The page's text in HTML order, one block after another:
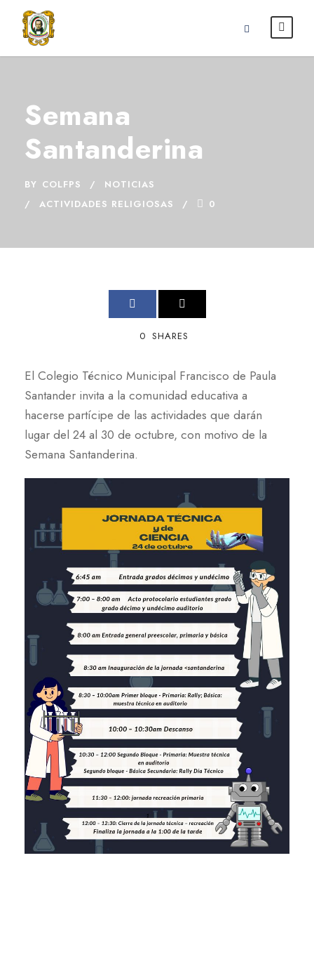
Semana
Santanderina
BY COLFPS
NOTICIAS
ACTIVIDADES RELIGIOSAS
0
0 SHARES
El Colegio Técnico Municipal Francisco de Paula
Santander invita a la comunidad educativa a
hacerse partícipe de las actividades que darán
lugar del 24 al 30 de octubre, con motivo de la
Semana Santanderina.